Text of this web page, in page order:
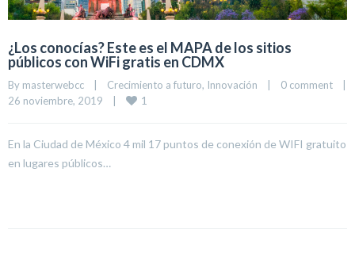
¿Los conocías? Este es el MAPA de los sitios
públicos con WiFi gratis en CDMX
By masterwebcc | Crecimiento a futuro, Innovación | 0 comment
|
26 noviembre, 2019
| 1
En la Ciudad de México 4 mil 17 puntos de conexión de WIFI gratuito
en lugares públicos…